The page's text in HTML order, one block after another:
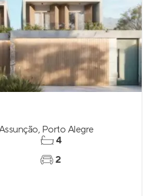
, Porto Alegre
4
2